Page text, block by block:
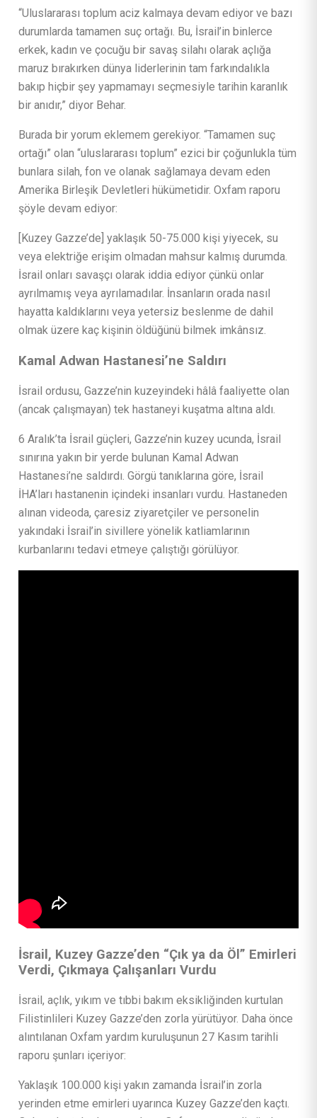
“Uluslararası toplum aciz kalmaya devam ediyor ve bazı
durumlarda tamamen suç ortağı. Bu, İsrail’in binlerce
erkek, kadın ve çocuğu bir savaş silahı olarak açlığa
maruz bırakırken dünya liderlerinin tam farkındalıkla
bakıp hiçbir şey yapmamayı seçmesiyle tarihin karanlık
bir anıdır,” diyor Behar.
Burada bir yorum eklemem gerekiyor. “Tamamen suç
ortağı” olan “uluslararası toplum” ezici bir çoğunlukla tüm
bunlara silah, fon ve olanak sağlamaya devam eden
Amerika Birleşik Devletleri hükümetidir. Oxfam raporu
şöyle devam ediyor:
[Kuzey Gazze’de] yaklaşık 50-75.000 kişi yiyecek, su
veya elektriğe erişim olmadan mahsur kalmış durumda.
İsrail onları savaşçı olarak iddia ediyor çünkü onlar
ayrılmamış veya ayrılamadılar. İnsanların orada nasıl
hayatta kaldıklarını veya yetersiz beslenme de dahil
olmak üzere kaç kişinin öldüğünü bilmek imkânsız.
Kamal Adwan Hastanesi’ne Saldırı
İsrail ordusu, Gazze’nin kuzeyindeki hâlâ faaliyette olan
(ancak çalışmayan) tek hastaneyi kuşatma altına aldı.
6 Aralık’ta İsrail güçleri, Gazze’nin kuzey ucunda, İsrail
sınırına yakın bir yerde bulunan Kamal Adwan
Hastanesi’ne saldırdı. Görgü tanıklarına göre, İsrail
İHA’ları hastanenin içindeki insanları vurdu. Hastaneden
alınan videoda, çaresiz ziyaretçiler ve personelin
yakındaki İsrail’in sivillere yönelik katliamlarının
kurbanlarını tedavi etmeye çalıştığı görülüyor.
İsrail, Kuzey Gazze’den “Çık ya da Öl” Emirleri
Verdi, Çıkmaya Çalışanları Vurdu
İsrail, açlık, yıkım ve tıbbi bakım eksikliğinden kurtulan
Filistinlileri Kuzey Gazze’den zorla yürütüyor. Daha önce
alıntılanan Oxfam yardım kuruluşunun 27 Kasım tarihli
raporu şunları içeriyor:
Yaklaşık 100.000 kişi yakın zamanda İsrail’in zorla
yerinden etme emirleri uyarınca Kuzey Gazze’den kaçtı.